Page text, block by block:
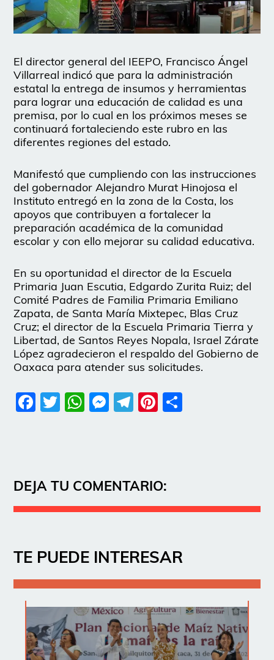
El director general del IEEPO, Francisco Ángel
Villarreal indicó que para la administración
estatal la entrega de insumos y herramientas
para lograr una educación de calidad es una
premisa, por lo cual en los próximos meses se
continuará fortaleciendo este rubro en las
diferentes regiones del estado.
Manifestó que cumpliendo con las instrucciones
del gobernador Alejandro Murat Hinojosa el
Instituto entregó en la zona de la Costa, los
apoyos que contribuyen a fortalecer la
preparación académica de la comunidad
escolar y con ello mejorar su calidad educativa.
En su oportunidad el director de la Escuela
Primaria Juan Escutia, Edgardo Zurita Ruiz; del
Comité Padres de Familia Primaria Emiliano
Zapata, de Santa María Mixtepec, Blas Cruz
Cruz; el director de la Escuela Primaria Tierra y
Libertad, de Santos Reyes Nopala, Israel Zárate
López agradecieron el respaldo del Gobierno de
Oaxaca para atender sus solicitudes.
Facebook
Twitter
WhatsApp
Messenger
Telegram
Pinterest
DEJA TU COMENTARIO:
TE PUEDE INTERESAR